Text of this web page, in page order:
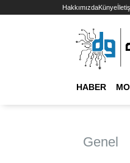
HakkımızdaKünye
HABER
Genel